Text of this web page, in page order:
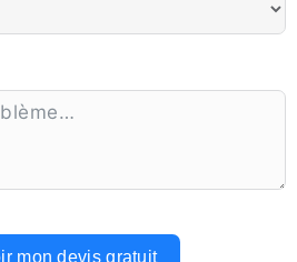
mon devis gratuit